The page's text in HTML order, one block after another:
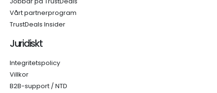
Vårt partnerprogram
TrustDeals Insider
Juridiskt
Integritetspolicy
Villkor
B2B-support / NTD